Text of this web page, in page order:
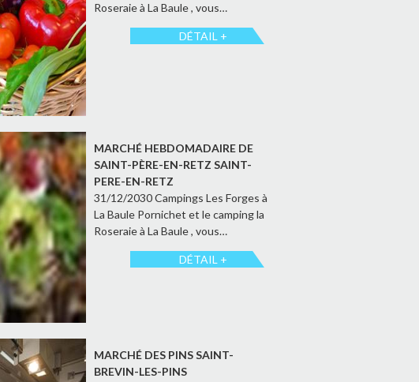
Roseraie à La Baule , vous…
DÉTAIL +
MARCHÉ HEBDOMADAIRE DE
SAINT-PÈRE-EN-RETZ SAINT-
PERE-EN-RETZ
31/12/2030 Campings Les Forges à
La Baule Pornichet et le camping la
Roseraie à La Baule , vous…
DÉTAIL +
MARCHÉ DES PINS SAINT-
BREVIN-LES-PINS